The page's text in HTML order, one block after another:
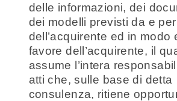
delle informazioni, dei
dei modelli previsti da e
dell’acquirente ed in modo
favore dell’acquirente, il
assume l’intera
atti che, sulle base di detta
consulenza, ritiene